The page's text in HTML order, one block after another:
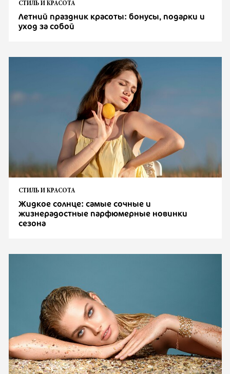
СТИЛЬ И КРАСОТА
Летний праздник красоты: бонусы, подарки и
уход за собой
СТИЛЬ И КРАСОТА
Жидкое солнце: самые сочные и
жизнерадостные парфюмерные новинки
сезона